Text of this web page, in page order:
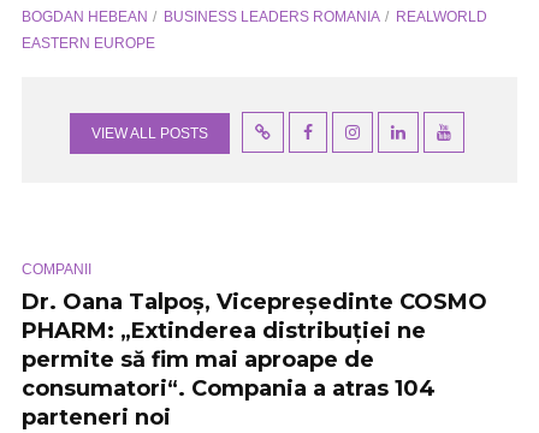
BOGDAN HEBEAN BUSINESS LEADERS ROMANIA
REALWORLD
EASTERN EUROPE
VIEW ALL POSTS
COMPANII
Dr. Oana Talpoș, Vicepreședinte COSMO
PHARM: „Extinderea distribuției ne
permite să fim mai aproape de
consumatori“. Compania a atras 104
parteneri noi